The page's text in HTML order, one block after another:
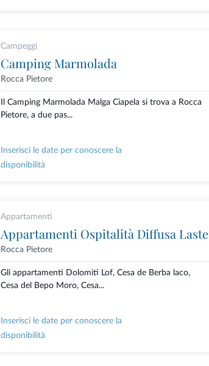
Campeggi
Camping Marmolada
Rocca Pietore
Il Camping Marmolada Malga Ciapela si trova a Rocca
Pietore, a due pas...
Inserisci le date per conoscere la
disponibilità
Appartamenti
Appartamenti Ospitalità Diffusa Laste
Rocca Pietore
Gli appartamenti Dolomiti Lof, Cesa de Berba laco,
Cesa del Bepo Moro, Cesa...
Inserisci le date per conoscere la
disponibilità